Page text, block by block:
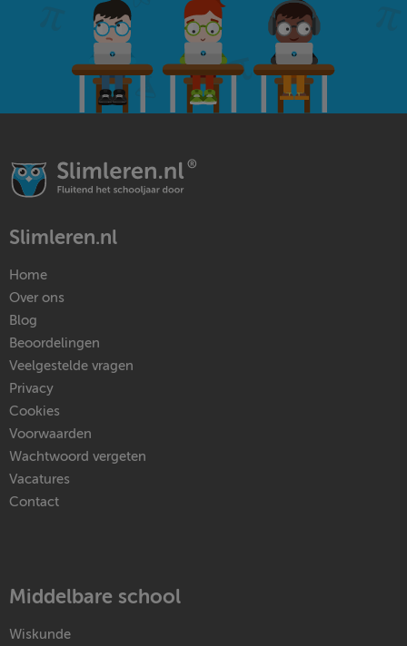
Slimleren.nl
Home
Over ons
Blog
Beoordelingen
Veelgestelde vragen
Privacy
Cookies
Voorwaarden
Wachtwoord vergeten
Vacatures
Contact
Middelbare school
Wiskunde